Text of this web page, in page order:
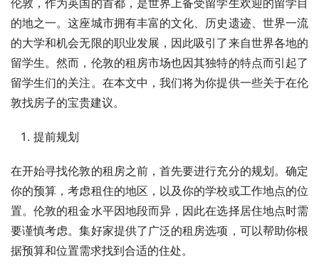
的地之一。这座城市拥有丰富的文化、历史遗迹、世界一流
的大学和机会无限的职业发展，因此吸引了来自世界各地的
留学生。然而，伦敦的租房市场也因其独特的特点而引起了
留学生们的关注。在本文中，我们将为你提供一些关于在伦
敦找房子的宝贵建议。
提前规划
在开始寻找伦敦的租房之前，首先要进行充分的规划。确定
你的预算，考虑租住的地区，以及你的学校或工作地点的位
置。伦敦的租金水平因地段而异，因此在选择居住地点时需
要谨慎考虑。集好家提供了广泛的租房选项，可以帮助你根
据预算和位置需求找到合适的住处。